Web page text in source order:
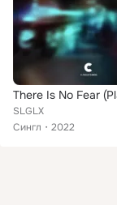
SLGLX
Сингл
2022